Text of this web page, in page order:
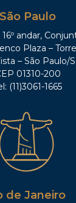
São Paulo
andar,
Plaza –
– São Paulo/
01310-200
(11)3061-1665
de Janeiro